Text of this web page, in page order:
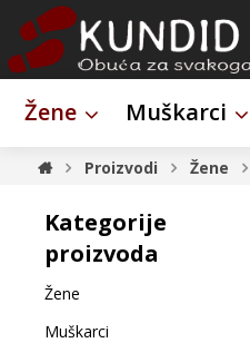
Žene Muškarci
Proizvodi Žene
Kategorije
proizvoda
Žene
Muškarci